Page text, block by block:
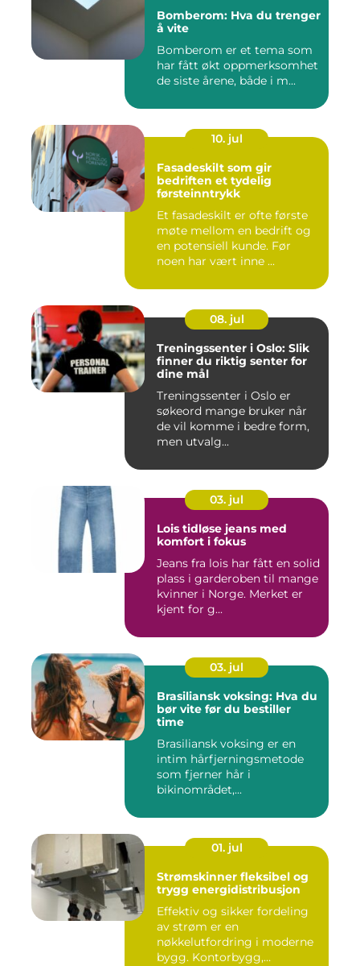
Bomberom: Hva du trenger
å vite
Bomberom er et tema som
har fått økt oppmerksomhet
de siste årene, både i m...
10. jul
Fasadeskilt som gir
bedriften et tydelig
førsteinntrykk
Et fasadeskilt er ofte første
møte mellom en bedrift og
en potensiell kunde. Før
noen har vært inne ...
08. jul
Treningssenter i Oslo: Slik
finner du riktig senter for
dine mål
Treningssenter i Oslo er
søkeord mange bruker når
de vil komme i bedre form,
men utvalg...
03. jul
Lois tidløse jeans med
komfort i fokus
Jeans fra lois har fått en solid
plass i garderoben til mange
kvinner i Norge. Merket er
kjent for g...
03. jul
Brasiliansk voksing: Hva du
bør vite før du bestiller
time
Brasiliansk voksing er en
intim hårfjerningsmetode
som fjerner hår i
bikinområdet,...
01. jul
Strømskinner fleksibel og
trygg energidistribusjon
Effektiv og sikker fordeling
av strøm er en
nøkkelutfordring i moderne
bygg. Kontorbygg,